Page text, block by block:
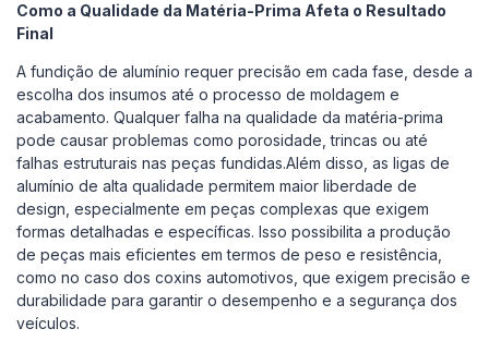
Como a Qualidade da Matéria-Prima Afeta o Resultado
Final
A fundição de alumínio requer precisão em cada fase, desde a
escolha dos insumos até o processo de moldagem e
acabamento. Qualquer falha na qualidade da matéria-prima
pode causar problemas como porosidade, trincas ou até
falhas estruturais nas peças fundidas.Além disso, as ligas de
alumínio de alta qualidade permitem maior liberdade de
design, especialmente em peças complexas que exigem
formas detalhadas e específicas. Isso possibilita a produção
de peças mais eficientes em termos de peso e resistência,
como no caso dos coxins automotivos, que exigem precisão e
durabilidade para garantir o desempenho e a segurança dos
veículos.